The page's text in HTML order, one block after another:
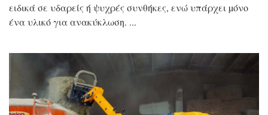
ειδικά σε υδαρείς ή ψυχρές συνθήκες, ενώ υπάρχει µόνο
ένα υλικό για ανακύκλωση.